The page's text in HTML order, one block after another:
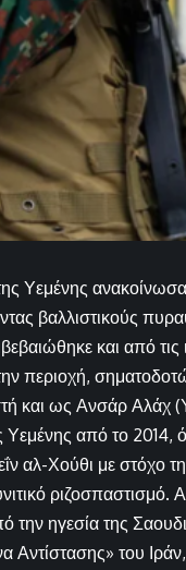
Υεμένης
βαλλιστικούς
και από
περιοχή,
και ως Ανσάρ Αλάχ
Υεμένης από το 2014,
αλ-Χούθι με στόχο
την ηγεσία της
Αντίστασης» του